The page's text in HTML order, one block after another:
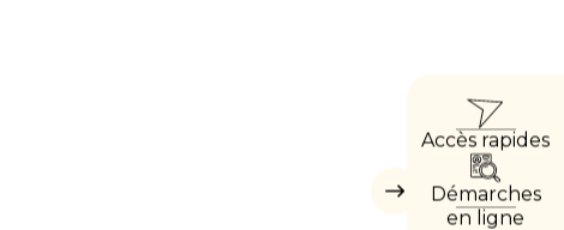
Masquer
Accès rapides
Démarches
en ligne